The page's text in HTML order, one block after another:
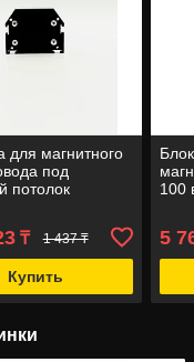
для магнитного
под
потолок
₸ 1 437 ₸
Купить
100
5